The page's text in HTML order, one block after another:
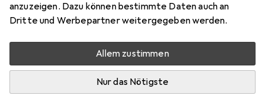
anzuzeigen. Dazu können bestimmte Daten auch an
Dritte und Werbepartner weitergegeben werden.
Allem zustimmen
Nur das Nötigste
Die Galaxus Community freut sich auf deinen